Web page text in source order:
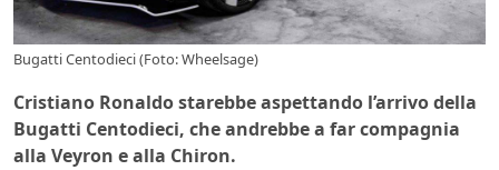
Bugatti Centodieci (Foto: Wheelsage)
Cristiano Ronaldo starebbe aspettando l’arrivo della
Bugatti Centodieci, che andrebbe a far compagnia
alla Veyron e alla Chiron.